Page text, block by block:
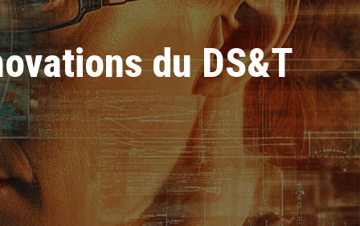
du DS&T